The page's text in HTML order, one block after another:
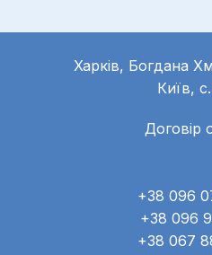
Харків, Богдана
Київ,
Договір
+38 096
+38 096
+38 067